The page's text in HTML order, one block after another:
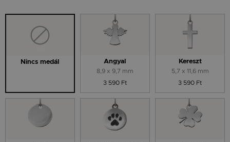
Nincs medál Angyal
8,9 x 9,7 mm
3 590 Ft
Kereszt
5,7 x 11,6 mm
3 590 Ft